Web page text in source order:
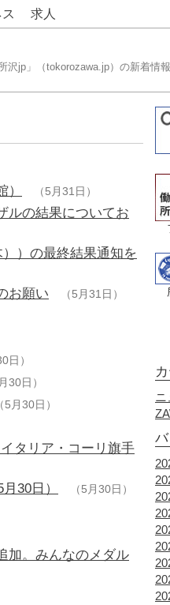
求人
沢jp」（tokorozawa.jp）の新着情
（5月31日）
ルの結果についてお
）の最終結果通知を
お願い （5月31日）
日）
30日）
（5月30日）
タリア・コーリ旗手
30日） （5月30日）
加。みんなのメダル
ニ